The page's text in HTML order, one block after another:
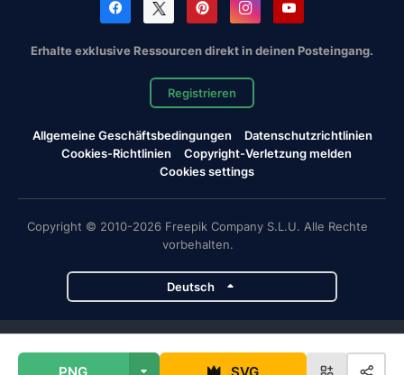
Erhalte exklusive Ressourcen direkt in deinen Posteingang.
Registrieren
Allgemeine Geschäftsbedingungen
Datenschutzrichtlinien
Cookies-Richtlinien
Copyright-Verletzung melden
Cookies settings
Copyright © 2010-2026 Freepik Company S.L.U. Alle Rechte
vorbehalten.
Deutsch